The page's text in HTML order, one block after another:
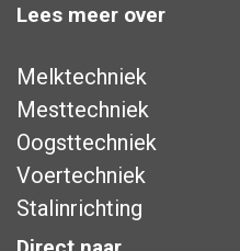
Lees meer over
Melktechniek
Mesttechniek
Oogsttechniek
Voertechniek
Stalinrichting